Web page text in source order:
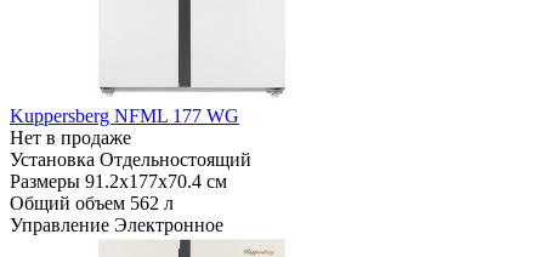
Kuppersberg NFML 177 WG
Нет в продаже
Установка Отдельностоящий
Размеры 91.2х177х70.4 см
Общий объем 562 л
Управление Электронное